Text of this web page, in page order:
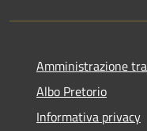
Amministrazione
Albo Pretorio
Informativa privacy